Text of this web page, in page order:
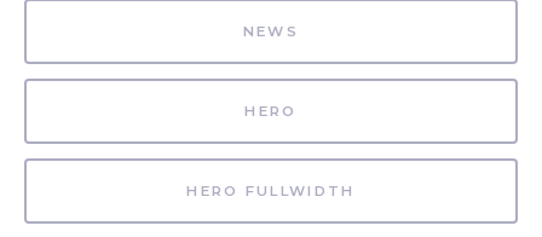
NEWS
HERO
HERO FULLWIDTH